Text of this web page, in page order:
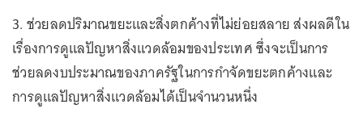
3. ช่วยลดปริมาณขยะและสิ่งตกค้างที่ไม่ย่อยสลาย ส่งผลดีใน
เรื่องการดูแลปัญหาสิ่งแวดล้อมของประเทศ ซึ่งจะเป็นการ
ช่วยลดงบประมาณของภาครัฐในการกำจัดขยะตกค้างและ
การดูแลปัญหาสิ่งแวดล้อมได้เป็นจำนวนหนึ่ง